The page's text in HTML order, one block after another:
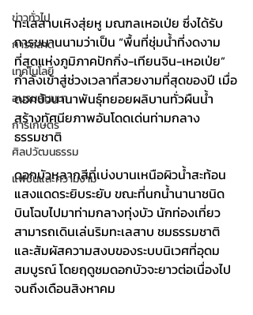
ข่าวทั่วไป
การตลาด
เทคโนโลยี
อบรมสัมมนา
การเกษตร
ศิลปวัฒนธรรม
แฟชั่นและความงาม
ทะเลสาบเหิงสุ่ยหู มณฑลเหอเป่ย ซึ่งได้รับ
การขนานนามว่าเป็น “พื้นที่ชุ่มน้ำที่งดงาม
ที่สุดแห่งภูมิภาคปักกิ่ง-เทียนจิน-เหอเป่ย”
กำลังเข้าสู่ช่วงเวลาที่สวยงามที่สุดของปี เมื่อ
ดอกบัวนานาพันธุ์ทยอยผลิบานทั่วผืนน้ำ
สร้างทัศนียภาพอันโดดเด่นท่ามกลาง
ธรรมชาติ
ดอกบัวหลากสีที่เบ่งบานเหนือผิวน้ำสะท้อน
แสงแดดระยิบระยับ ขณะที่นกน้ำนานาชนิด
บินโฉบไปมาท่ามกลางทุ่งบัว นักท่องเที่ยว
สามารถเดินเล่นริมทะเลสาบ ชมธรรมชาติ
และสัมผัสความสงบของระบบนิเวศที่อุดม
สมบูรณ์ โดยฤดูชมดอกบัวจะยาวต่อเนื่องไป
จนถึงเดือนสิงหาคม